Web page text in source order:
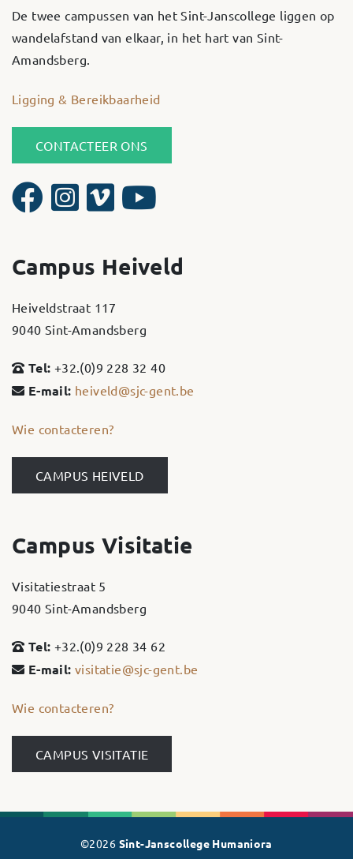
De twee campussen van het Sint-Janscollege liggen op
wandelafstand van elkaar, in het hart van Sint-
Amandsberg.
Ligging & Bereikbaarheid
CONTACTEER ONS
Campus Heiveld
Heiveldstraat 117
9040 Sint-Amandsberg
Tel: +32.(0)9 228 32 40
E-mail: heiveld@sjc-gent.be
Wie contacteren?
CAMPUS HEIVELD
Campus Visitatie
Visitatiestraat 5
9040 Sint-Amandsberg
Tel: +32.(0)9 228 34 62
E-mail: visitatie@sjc-gent.be
Wie contacteren?
CAMPUS VISITATIE
©2026 Sint-Janscollege Humaniora